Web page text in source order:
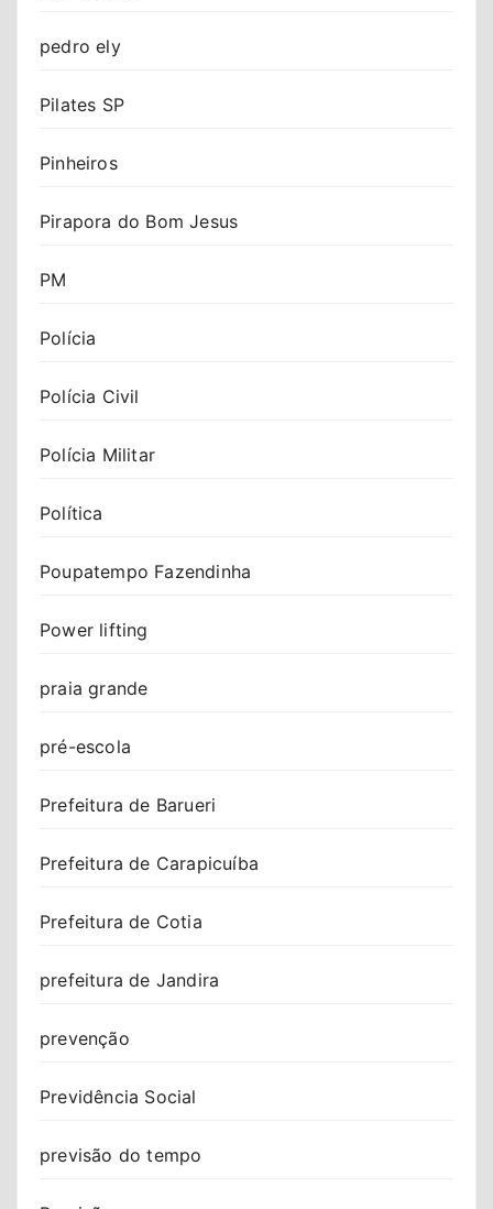
pedro ely
Pilates SP
Pinheiros
Pirapora do Bom Jesus
PM
Polícia
Polícia Civil
Polícia Militar
Política
Poupatempo Fazendinha
Power lifting
praia grande
pré-escola
Prefeitura de Barueri
Prefeitura de Carapicuíba
Prefeitura de Cotia
prefeitura de Jandira
prevenção
Previdência Social
previsão do tempo